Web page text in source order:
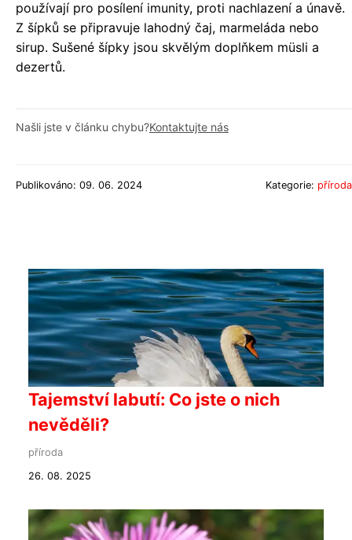
používají pro posílení imunity, proti nachlazení a únavě.
Z šípků se připravuje lahodný čaj, marmeláda nebo
sirup. Sušené šípky jsou skvělým doplňkem müsli a
dezertů.
Našli jste v článku chybu?Kontaktujte nás
Publikováno: 09. 06. 2024 Kategorie: příroda
Tajemství labutí: Co jste o nich
nevěděli?
příroda
26. 08. 2025